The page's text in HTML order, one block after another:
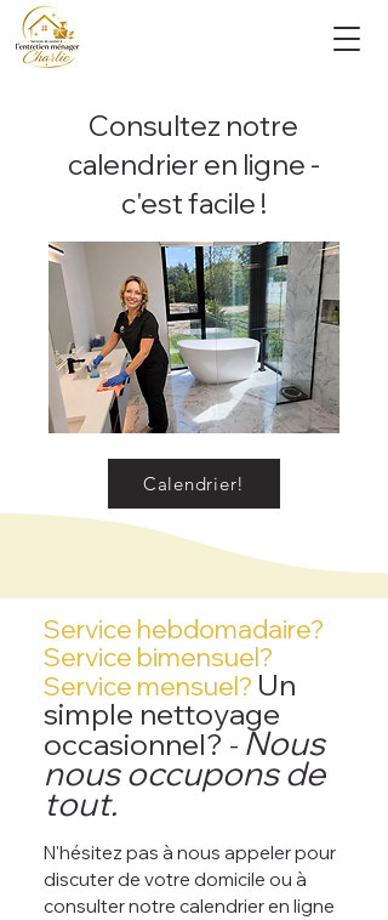
Consultez notre
calendrier en ligne -
c'est facile !
Reservation
Calendrier!
Service hebdomadaire?
Service bimensuel?
Service mensuel? Un
simple nettoyage
occasionnel? - Nous
nous occupons de
tout.
N'hésitez pas à nous appeler pour
discuter de votre domicile ou à
consulter notre calendrier en ligne